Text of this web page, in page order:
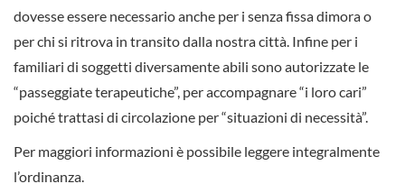
dovesse essere necessario anche per i senza fissa dimora o
per chi si ritrova in transito dalla nostra città. Infine per i
familiari di soggetti diversamente abili sono autorizzate le
“passeggiate terapeutiche”, per accompagnare “i loro cari”
poiché trattasi di circolazione per “situazioni di necessità”.
Per maggiori informazioni è possibile leggere integralmente
l’ordinanza.